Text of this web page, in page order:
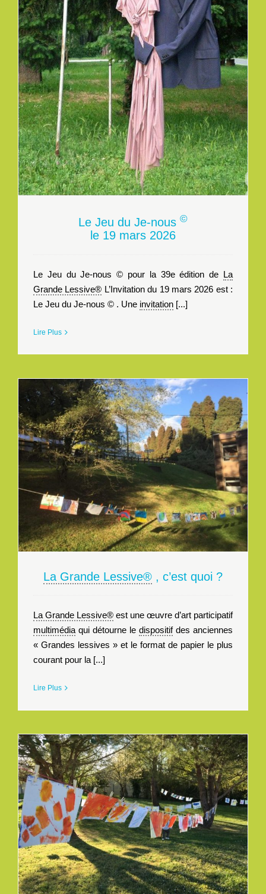
Le Jeu du Je-nous ©
le 19 mars 2026
Le Jeu du Je-nous © pour la 39e édition de La
Grande Lessive® L’Invitation du 19 mars 2026 est :
Le Jeu du Je-nous © . Une invitation [...]
Lire Plus
La Grande Lessive® , c’est quoi ?
La Grande Lessive® est une œuvre d’art participatif
multimédia qui détourne le dispositifdes anciennes
« Grandes lessives » et le format de papier le plus
courant pour la [...]
Lire Plus